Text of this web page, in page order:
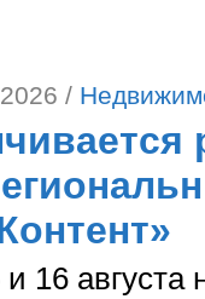
/
16